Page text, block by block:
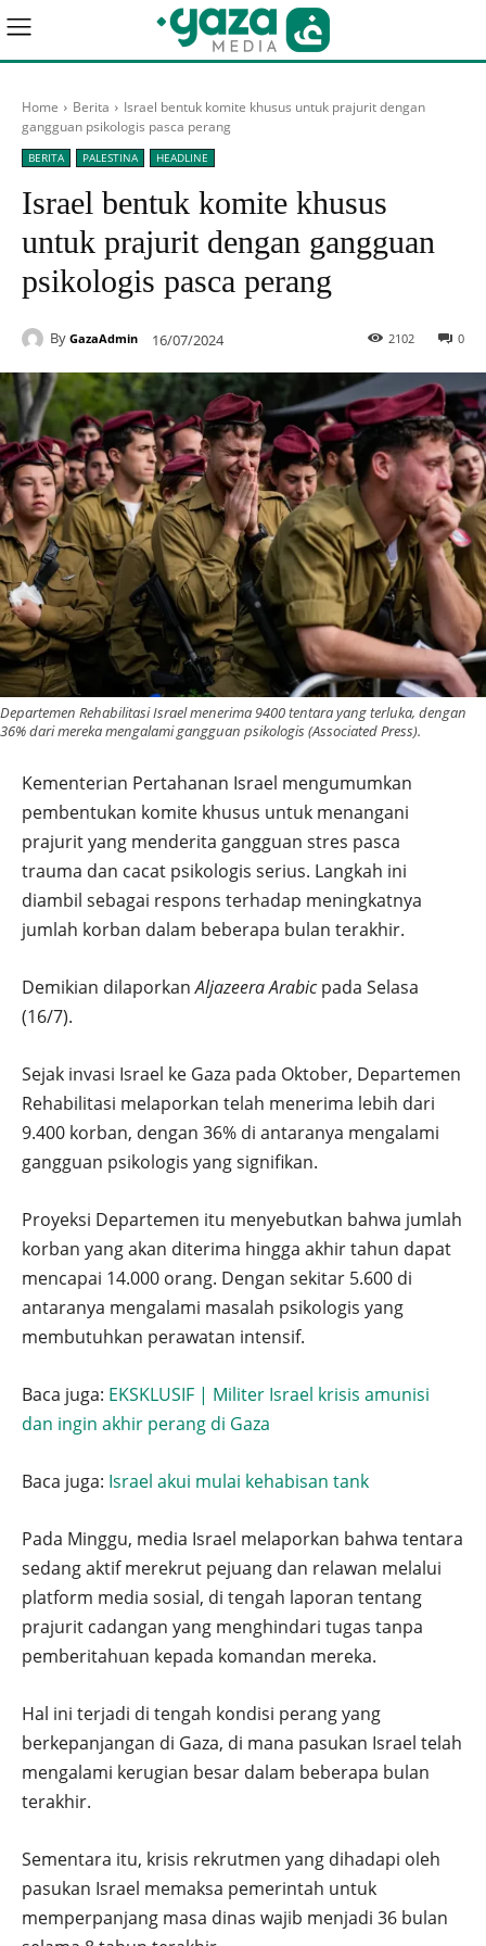
Home Berita
Israel bentuk komite khusus untuk prajurit dengan
gangguan psikologis pasca perang
BERITA PALESTINA HEADLINE
Israel bentuk komite khusus
untuk prajurit dengan gangguan
psikologis pasca perang
By GazaAdmin 16/07/2024 0
2102
Departemen Rehabilitasi Israel menerima 9400 tentara yang terluka, dengan
36% dari mereka mengalami gangguan psikologis (Associated Press).
Kementerian Pertahanan Israel mengumumkan
pembentukan komite khusus untuk menangani
prajurit yang menderita gangguan stres pasca
trauma dan cacat psikologis serius. Langkah ini
diambil sebagai respons terhadap meningkatnya
jumlah korban dalam beberapa bulan terakhir.
Demikian dilaporkanAljazeera Arabicpada Selasa
(16/7).
Sejak invasi Israel ke Gaza pada Oktober, Departemen
Rehabilitasi melaporkan telah menerima lebih dari
9.400 korban, dengan 36% di antaranya mengalami
gangguan psikologis yang signifikan.
Proyeksi Departemen itu menyebutkan bahwa jumlah
korban yang akan diterima hingga akhir tahun dapat
mencapai 14.000 orang. Dengan sekitar 5.600 di
antaranya mengalami masalah psikologis yang
membutuhkan perawatan intensif.
Baca juga: EKSKLUSIF | Militer Israel krisis amunisi
dan ingin akhir perang di Gaza
Baca juga: Israel akui mulai kehabisan tank
Pada Minggu, media Israel melaporkan bahwa tentara
sedang aktif merekrut pejuang dan relawan melalui
platform media sosial, di tengah laporan tentang
prajurit cadangan yang menghindari tugas tanpa
pemberitahuan kepada komandan mereka.
Hal ini terjadi di tengah kondisi perang yang
berkepanjangan di Gaza, di mana pasukan Israel telah
mengalami kerugian besar dalam beberapa bulan
terakhir.
Sementara itu, krisis rekrutmen yang dihadapi oleh
pasukan Israel memaksa pemerintah untuk
memperpanjang masa dinas wajib menjadi 36 bulan